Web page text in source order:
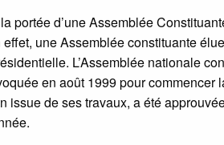
portée d’une Assemblée
une Assemblée constituante
L’Assemblée nationale
en août 1999 pour commencer
de ses travaux, a été